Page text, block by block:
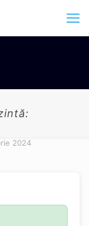
2024